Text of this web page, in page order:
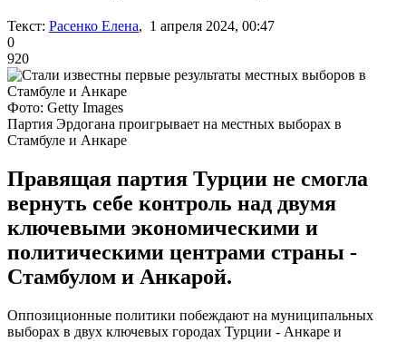
Текст: Расенко Елена, 1 апреля 2024, 00:47
0
920
Фото: Getty Images
Партия Эрдогана проигрывает на местных выборах в
Стамбуле и Анкаре
Правящая партия Турции не смогла
вернуть себе контроль над двумя
ключевыми экономическими и
политическими центрами страны -
Стамбулом и Анкарой.
Оппозиционные политики побеждают на муниципальных
выборах в двух ключевых городах Турции - Анкаре и